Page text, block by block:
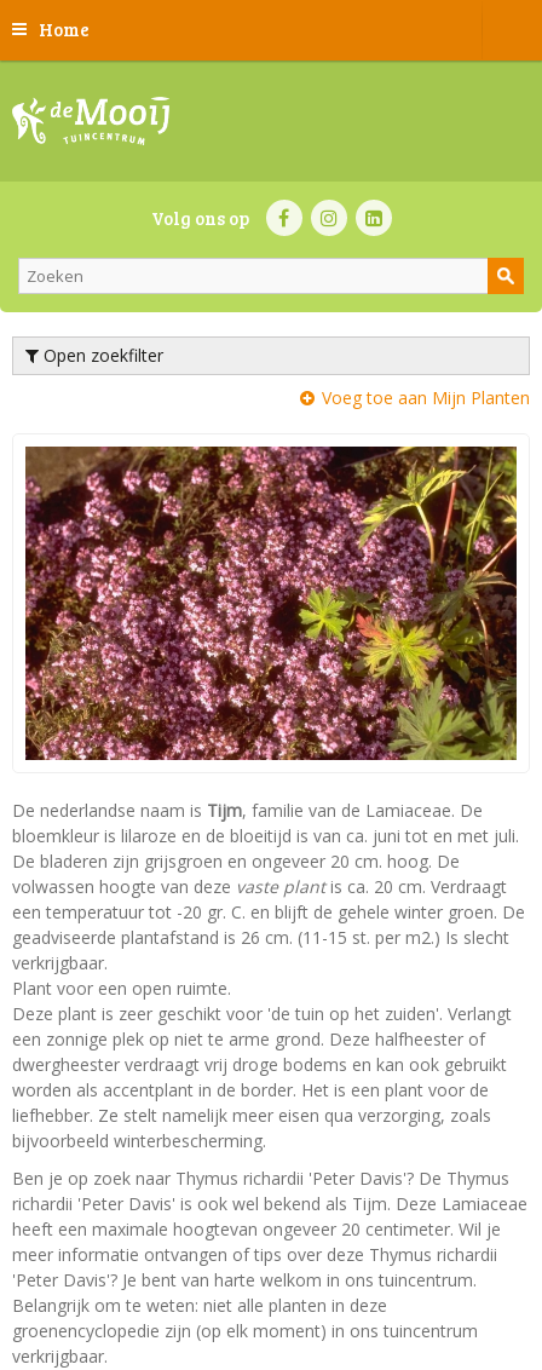
Home
Volg ons op
Open zoekfilter
Voeg toe aan Mijn Planten
De nederlandse naam is Tijm, familie van de Lamiaceae. De
bloemkleur is lilaroze en de bloeitijd is van ca. juni tot en met juli.
De bladeren zijn grijsgroen en ongeveer 20 cm. hoog. De
volwassen hoogte van deze vaste plantis ca. 20 cm. Verdraagt
een temperatuur tot -20 gr. C. en blijft de gehele winter groen. De
geadviseerde plantafstand is 26 cm. (11-15 st. per m2.) Is slecht
verkrijgbaar.
Plant voor een open ruimte.
Deze plant is zeer geschikt voor 'de tuin op het zuiden'. Verlangt
een zonnige plek op niet te arme grond. Deze halfheester of
dwergheester verdraagt vrij droge bodems en kan ook gebruikt
worden als accentplant in de border. Het is een plant voor de
liefhebber. Ze stelt namelijk meer eisen qua verzorging, zoals
bijvoorbeeld winterbescherming.
Ben je op zoek naar Thymus richardii 'Peter Davis'? De Thymus
richardii 'Peter Davis' is ook wel bekend als Tijm. Deze Lamiaceae
heeft een maximale hoogtevan ongeveer 20 centimeter. Wil je
meer informatie ontvangen of tips over deze Thymus richardii
'Peter Davis'? Je bent van harte welkom in ons tuincentrum.
Belangrijk om te weten: niet alle planten in deze
groenencyclopedie zijn (op elk moment) in ons tuincentrum
verkrijgbaar.